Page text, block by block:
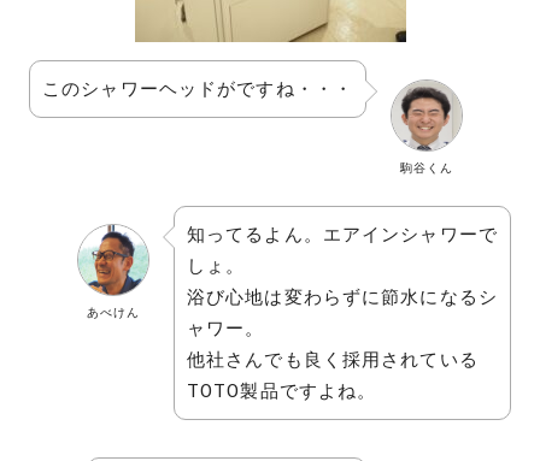
駒谷くん
このシャワーヘッドがですね・・・
あべけん
知ってるよん。エアインシャワーで
しょ。
浴び心地は変わらずに節水になるシ
ャワー。
他社さんでも良く採用されている
TOTO製品ですよね。